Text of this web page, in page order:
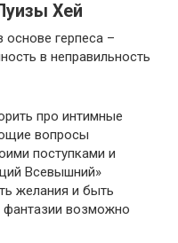
Хей
основе герпеса –
в неправильность
про интимные
вопросы
поступками и
Всевышний»
желания и быть
возможно